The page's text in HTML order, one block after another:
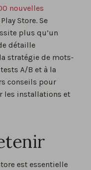
nouvelles
Store. Se
plus qu’un
détaille
stratégie de mots-
A/B et à la
conseils pour
les installations et
est essentielle